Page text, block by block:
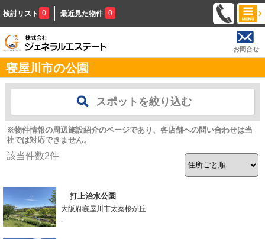
検討リスト 0 最近見た物件 0
お問合せ
寝屋川市の公園
スポットを絞り込む
※物件情報の周辺施設紹介のページであり、各店舗への問い合わせは当
社では対応できません。
該当件数2件
打上治水公園
大阪府寝屋川市太秦桜が丘
-